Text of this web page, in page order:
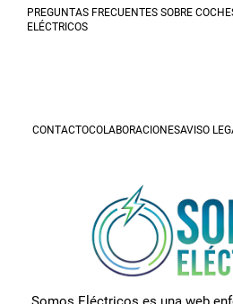
PREGUNTAS FRECUENTES SOBRE
ELÉCTRICOS
CONTACTOCOLABORACIONESAVISO